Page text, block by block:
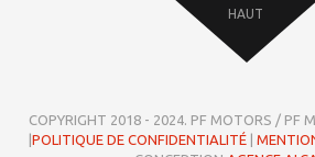
HAUT
COPYRIGHT 2018 - 2024. PF MOTORS / PF
POLITIQUE DE CONFIDENTIALITÉ|